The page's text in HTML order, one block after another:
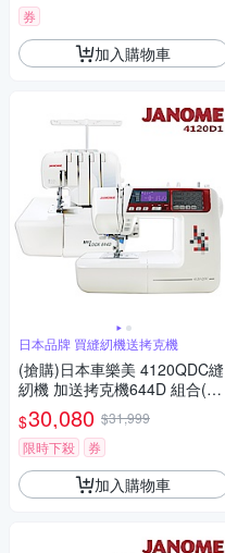
券
加入購物車
日本品牌 買縫紉機送拷克機
(搶購)日本車樂美 4120QDC縫
紉機 加送拷克機644D 組合(41
20D1)
$30,080 $31,999
限時下殺
券
加入購物車